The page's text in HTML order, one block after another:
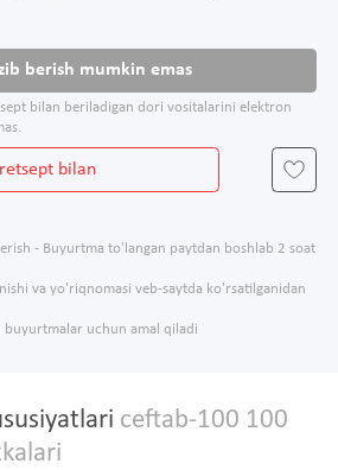
berish mumkin emas
bilan beriladigan dori vositalarini elektron
bilan
- Buyurtma to'langan paytdan boshlab 2 soat
va yo'riqnomasi veb-saytda ko'rsatilganidan
buyurtmalar uchun amal qiladi
ceftab-100 100